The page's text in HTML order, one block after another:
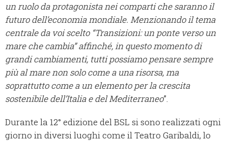
un ruolo da protagonista nei comparti che saranno il
futuro dell’economia mondiale. Menzionando il tema
centrale da voi scelto “Transizioni: un ponte verso un
mare che cambia” affinché, in questo momento di
grandi cambiamenti, tutti possiamo pensare sempre
più al mare non solo come a una risorsa, ma
soprattutto come a un elemento per la crescita
sostenibile dell’Italia e del Mediterraneo”.
Durante la 12° edizione del BSL si sono realizzati ogni
giorno in diversi luoghi come il Teatro Garibaldi, lo